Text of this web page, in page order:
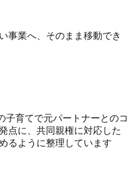
事業へ、そのまま移動でき
子育てで元パートナーとのコ
点に、共同親権に対応した
るように整理しています